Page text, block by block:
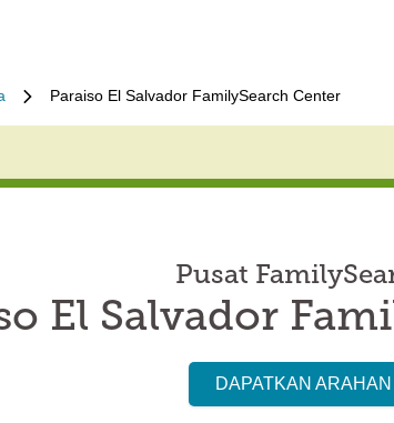
Paraiso El Salvador FamilySearch Center
Pusat
El Salvador
DAPATKAN ARAHAN